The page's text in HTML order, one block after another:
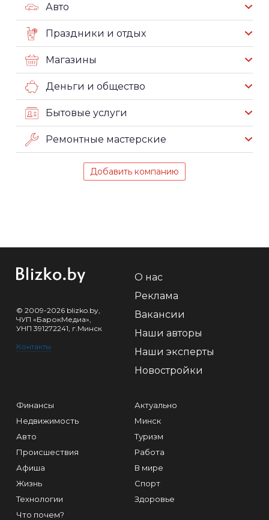
Авто
Праздники и отдых
Магазины
Деньги и общество
Бытовые услуги
Ремонтные мастерские
Добавить компанию
© 2009-2026 blizko.by,
ЧУП «БарокМедиа»,
УНП 391272241, г.Минск
Контакты
О нас
Реклама
Вакансии
Наши авторы
Наши эксперты
Новостройки
Финансы
Недвижимость
Авто
Происшествия
Афиша
Жизнь
Технологии
Что почем?
Актуально
Минск
Туризм
Работа
В мире
Спорт
Здоровье